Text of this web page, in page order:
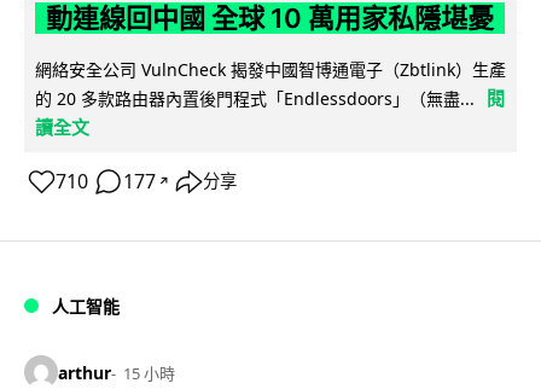
動連線回中國 全球 10 萬用家私隱堪憂
網絡安全公司 VulnCheck 揭發中國智博通電子（Zbtlink）生產
的 20 多款路由器內置後門程式「Endlessdoors」（無盡...
閱
讀全文
710 177 ↗ 分享
人工智能
arthur 15 小時